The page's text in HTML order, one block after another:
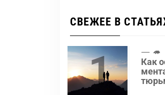
СВЕЖЕЕ В
1 🦔
Как